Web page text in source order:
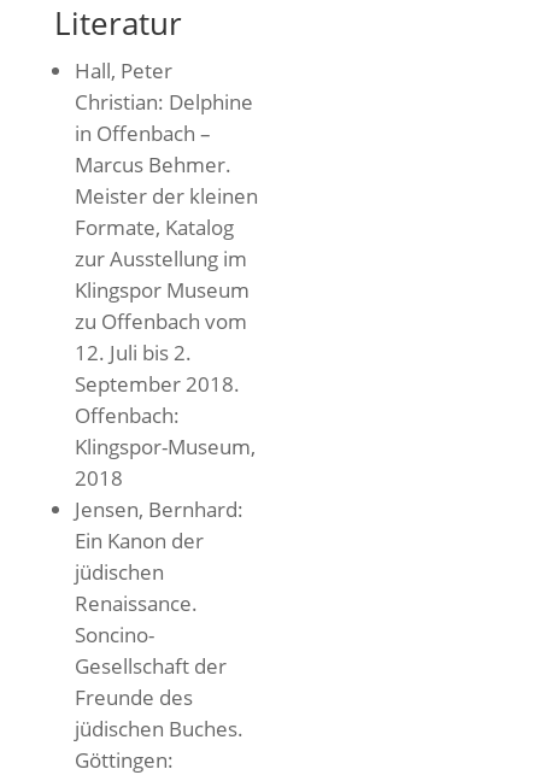
Literatur
Hall, Peter
Christian: Delphine
in Offenbach –
Marcus Behmer.
Meister der kleinen
Formate, Katalog
zur Ausstellung im
Klingspor Museum
zu Offenbach vom
12. Juli bis 2.
September 2018.
Offenbach:
Klingspor-Museum,
2018
Jensen, Bernhard:
Ein Kanon der
jüdischen
Renaissance.
Soncino-
Gesellschaft der
Freunde des
jüdischen Buches.
Göttingen: